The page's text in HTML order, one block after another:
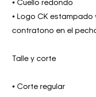
• Cuello redondo
• Logo CK
contratono en el
Talle y corte
• Corte regular